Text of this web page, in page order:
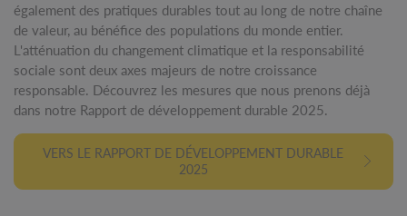
également des pratiques durables tout au long de notre chaîne
de valeur, au bénéfice des populations du monde entier.
L'atténuation du changement climatique et la responsabilité
sociale sont deux axes majeurs de notre croissance
responsable. Découvrez les mesures que nous prenons déjà
dans notre Rapport de développement durable 2025.
VERS LE RAPPORT DE DÉVELOPPEMENT DURABLE
2025